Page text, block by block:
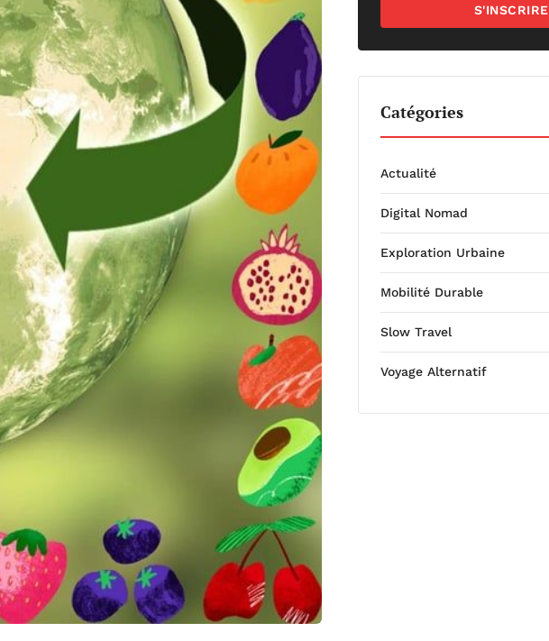
S'INSCRIRE
Catégories
Actualité
Digital Nomad
Exploration Urbaine
Mobilité Durable
Slow Travel
Voyage Alternatif